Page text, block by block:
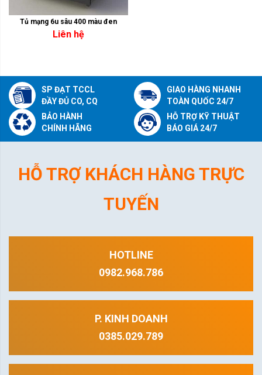
Tủ mạng 6u sâu 400 màu đen
Liên hệ
SP ĐẠT TCCL
ĐẦY ĐỦ CO, CQ
GIAO HÀNG NHANH
TOÀN QUỐC 24/7
BẢO HÀNH
CHÍNH HÃNG
HỖ TRỢ KỸ THUẬT
BÁO GIÁ 24/7
HỖ TRỢ KHÁCH HÀNG TRỰC
TUYẾN
HOTLINE
0982.968.786
P. KINH DOANH
0385.029.789